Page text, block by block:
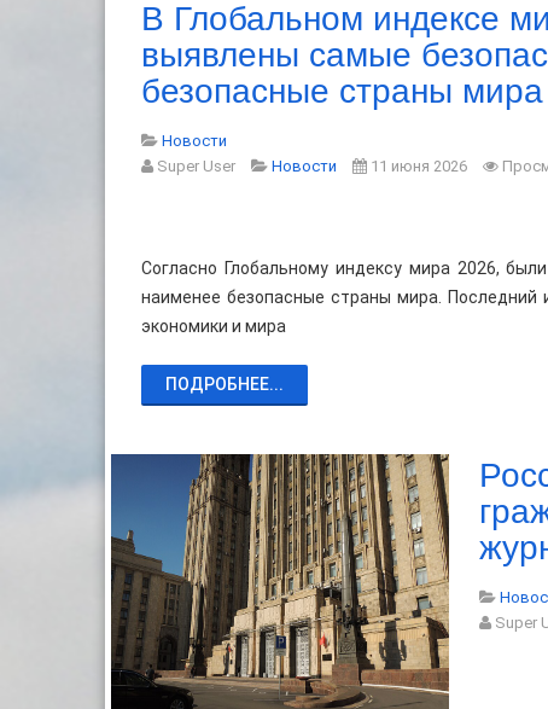
В Глобальном индексе
выявлены самые
безопасные страны мира
Новости
Super User
Новости 11 июня 2026
Согласно Глобальному индексу мира 2026,
наименее безопасные страны мира. Последний
экономики и мира
ПОДРОБНЕЕ...
Super